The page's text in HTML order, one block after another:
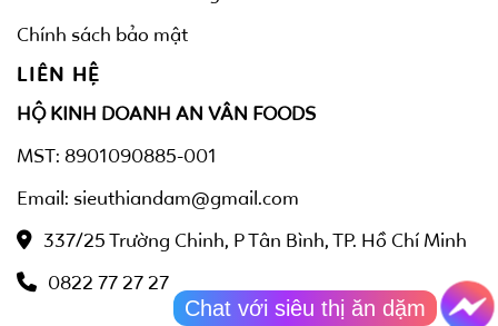
Chính sách bảo mật
LIÊN HỆ
HỘ KINH DOANH AN VÂN FOODS
MST: 8901090885-001
Email: sieuthiandam@gmail.com
337/25 Trường Chinh, P Tân Bình, TP. Hồ Chí Minh
0822 77 27 27
Chat với siêu thị ăn dặm